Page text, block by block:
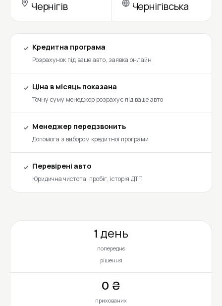
Чернігів Чернігівська
Кредитна програма
Розрахунок під ваше авто, заявка онлайн
Ціна в місяць показана
Точну суму менеджер розрахує під ваше авто
Менеджер передзвонить
Допомога з вибором кредитної програми
Перевірені авто
Юридична чистота, пробіг, історія ДТП
1 день
попереднє
рішення
0 ₴
прихованих